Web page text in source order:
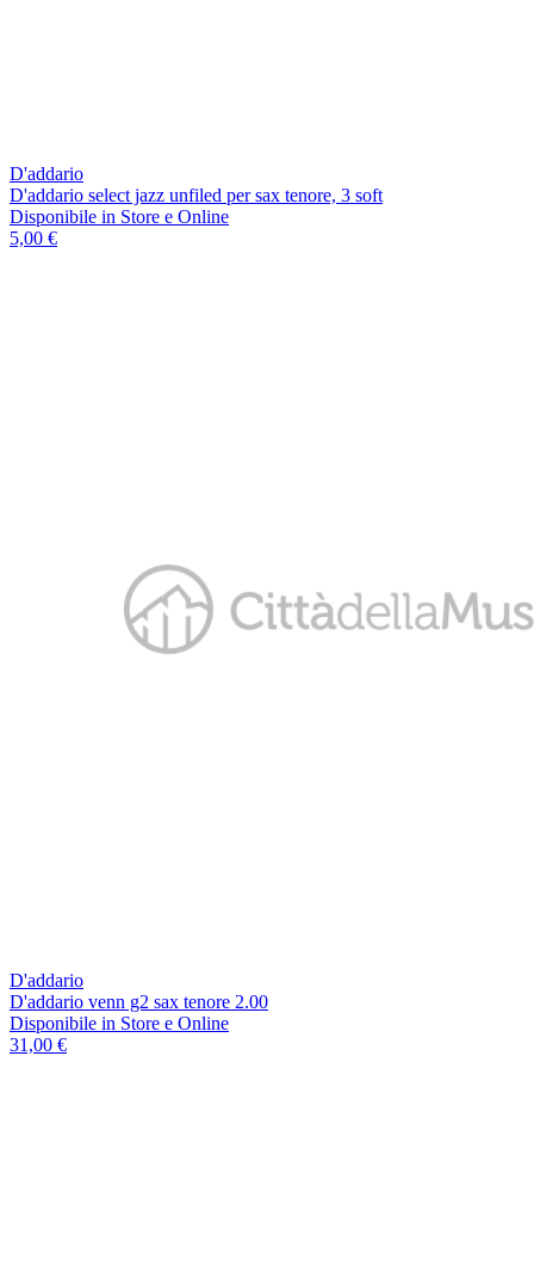
D'addario
D'addario select jazz unfiled per sax tenore, 3 soft
Disponibile in Store e Online
5,00 €
D'addario
D'addario venn g2 sax tenore 2.00
Disponibile in Store e Online
31,00 €